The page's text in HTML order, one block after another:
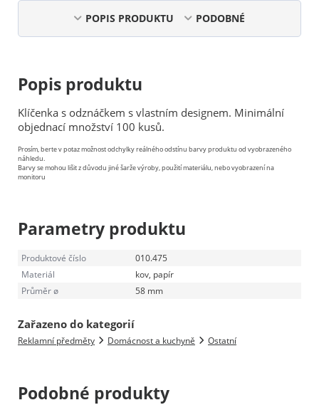
POPIS PRODUKTU PODOBNÉ
Popis produktu
Klíčenka s odznáčkem s vlastním designem. Minimální
objednací množství 100 kusů.
Prosím, berte v potaz možnost odchylky reálného odstínu barvy produktu od vyobrazeného
náhledu.
Barvy se mohou lišit z důvodu jiné šarže výroby, použití materiálu, nebo vyobrazení na
monitoru
Parametry produktu
Produktové číslo
010.475
Materiál
kov, papír
Průměr ø
58 mm
Zařazeno do kategorií
Reklamní předměty Domácnost a kuchyně Ostatní
Podobné produkty